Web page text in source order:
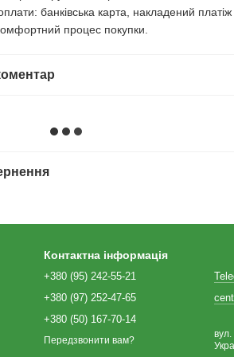
банківська карта, накладений платіж
процес покупки.
Контактна інформація
+380 (95) 242-55-21
+380 (97) 252-47-65
+380 (50) 167-70-14
Передзвонити вам?